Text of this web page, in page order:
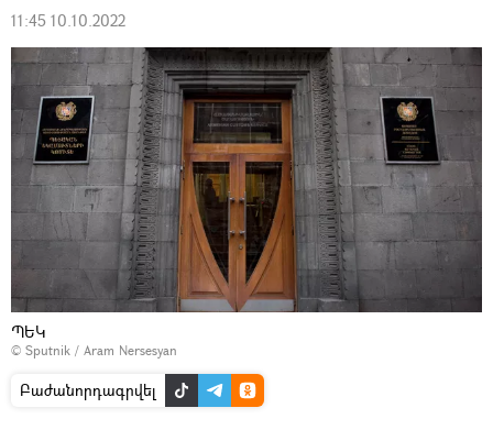
11:45 10.10.2022
ՊԵԿ
© Sputnik / Aram Nersesyan
Բաժանորդագրվել